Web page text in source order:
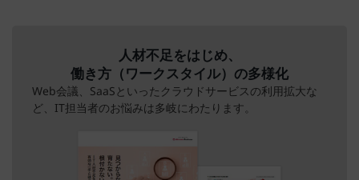
人材不足をはじめ、
働き方（ワークスタイル）の多様化
Web会議、SaaSといったクラウドサービスの利用拡大な
ど、IT担当者のお悩みは多岐にわたります。